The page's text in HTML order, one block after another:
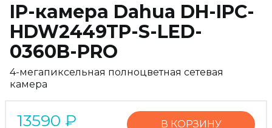
IP-камера Dahua DH-IPC-
HDW2449TP-S-LED-
0360B-PRO
4-мегапиксельная полноцветная сетевая
камера
13590 ₽ В КОРЗИНУ